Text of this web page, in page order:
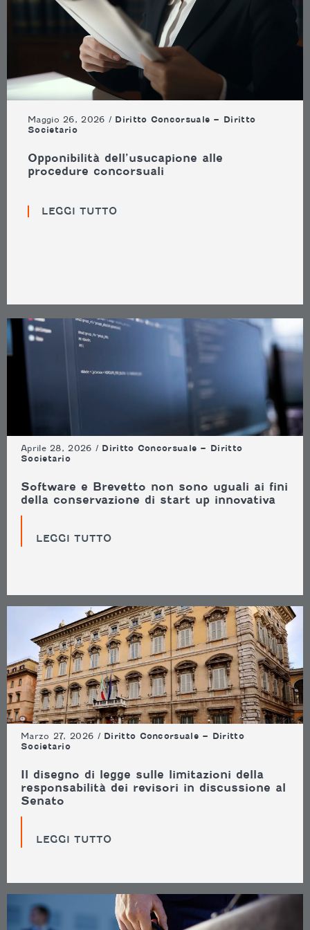
Maggio 26, 2026 / Diritto Concorsuale – Diritto
Societario
Opponibilità dell’usucapione alle
procedure concorsuali
LEGGI TUTTO
Aprile 28, 2026 / Diritto Concorsuale – Diritto
Societario
Software e Brevetto non sono uguali ai fini
della conservazione di start up innovativa
LEGGI TUTTO
Marzo 27, 2026 / Diritto Concorsuale – Diritto
Societario
Il disegno di legge sulle limitazioni della
responsabilità dei revisori in discussione al
Senato
LEGGI TUTTO